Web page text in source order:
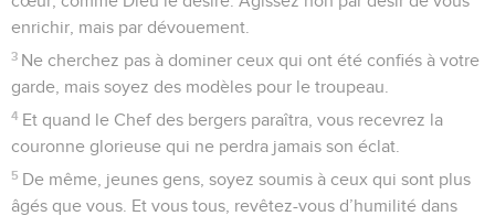
enrichir, mais par dévouement.
3 Ne cherchez pas à dominer ceux qui ont été confiés à votre
garde, mais soyez des modèles pour le troupeau.
4 Et quand le Chef des bergers paraîtra, vous recevrez la
couronne glorieuse qui ne perdra jamais son éclat.
5 De même, jeunes gens, soyez soumis à ceux qui sont plus
âgés que vous. Et vous tous, revêtez-vous d’humilité dans